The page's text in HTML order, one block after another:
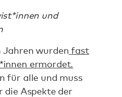
und
Jahren wurden fast
ermordet.
für alle und muss
die Aspekte der